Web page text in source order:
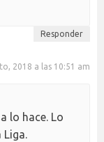
Responder
2018 a las 10:51 am
lo hace. Lo
Liga.